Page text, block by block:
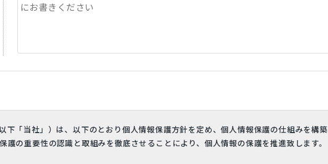
下「当社」）は、以下のとおり個人情報保護方針を定め、個人情報保護の仕組みを構築
護の重要性の認識と取組みを徹底させることにより、個人情報の保護を推進致します。